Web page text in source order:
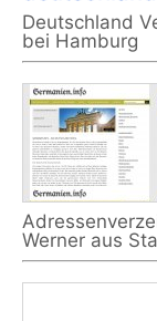
Deutschland
bei Hamburg
Werner aus